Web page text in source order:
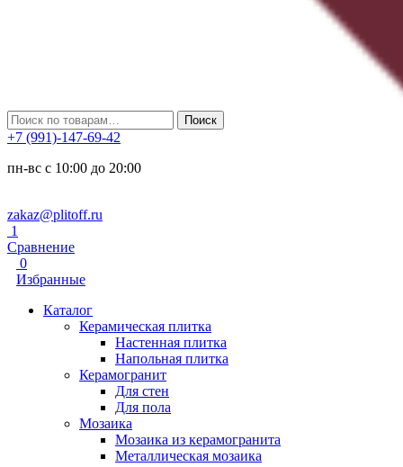
Искать: Поиск
+7 (991)-147-69-42
пн-вс с 10:00 до 20:00
zakaz@plitoff.ru
1
Сравнение
0
Избранные
Каталог
Керамическая плитка
Настенная плитка
Напольная плитка
Керамогранит
Для стен
Для пола
Мозаика
Мозаика из керамогранита
Металлическая мозаика